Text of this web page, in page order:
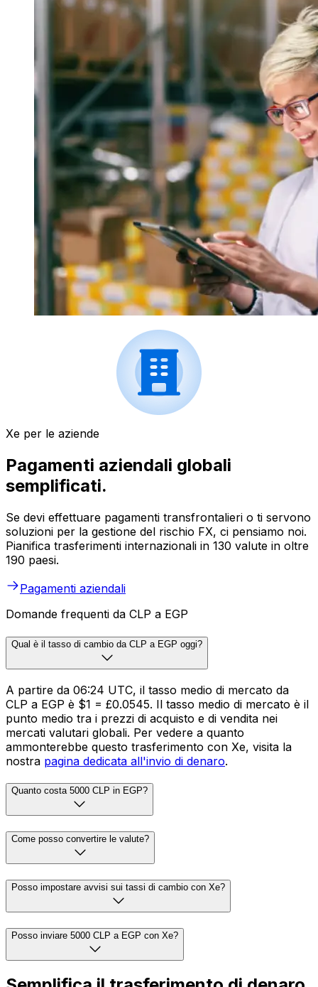
Xe per le aziende
Pagamenti aziendali globali
semplificati.
Se devi effettuare pagamenti transfrontalieri o ti servono
soluzioni per la gestione del rischio FX, ci pensiamo noi.
Pianifica trasferimenti internazionali in 130 valute in oltre
190 paesi.
Pagamenti aziendali
Domande frequenti da CLP a EGP
Qual è il tasso di cambio da CLP a EGP oggi?
A partire da 06:24 UTC, il tasso medio di mercato da
CLP a EGP è $1 = £0.0545. Il tasso medio di mercato è il
punto medio tra i prezzi di acquisto e di vendita nei
mercati valutari globali. Per vedere a quanto
ammonterebbe questo trasferimento con Xe, visita la
nostra pagina dedicata all'invio di denaro.
Quanto costa 5000 CLP in EGP?
Come posso convertire le valute?
Posso impostare avvisi sui tassi di cambio con Xe?
Posso inviare 5000 CLP a EGP con Xe?